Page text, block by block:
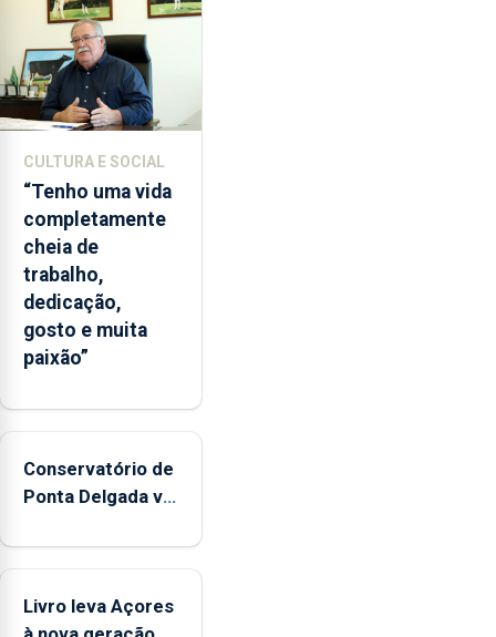
instituição
CULTURA E SOCIAL
“Tenho uma vida
completamente
cheia de
trabalho,
dedicação,
gosto e muita
paixão”
Conservatório de
Ponta Delgada vai
novos
Livro leva Açores